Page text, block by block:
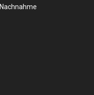
Nachnahme